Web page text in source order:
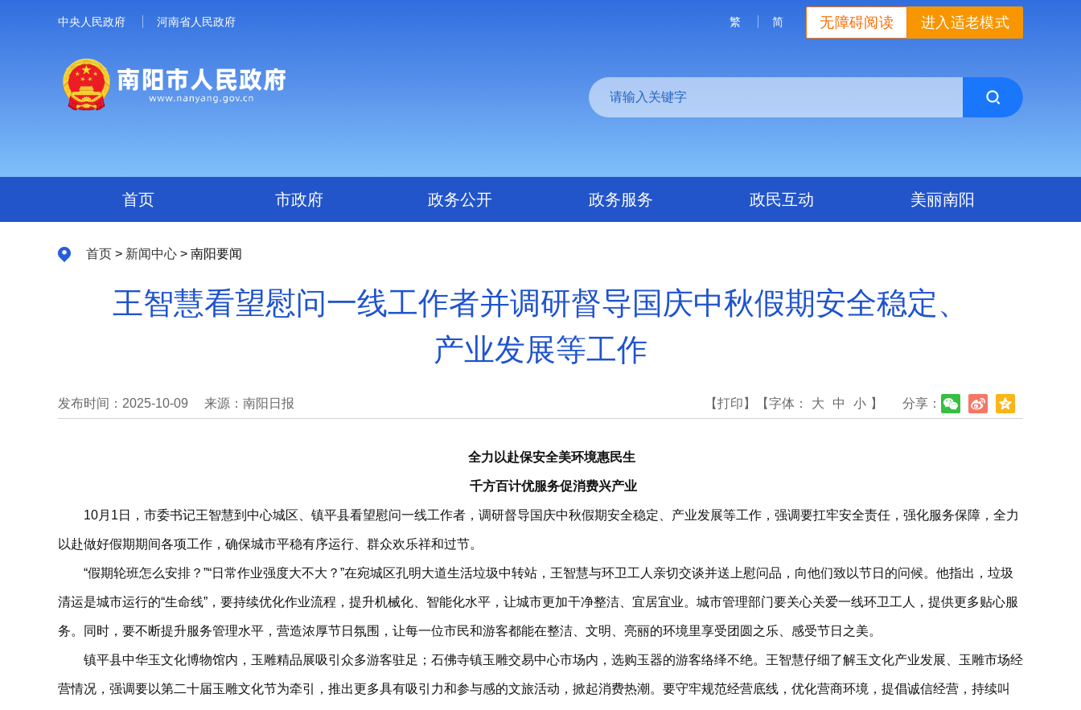
中央人民政府 河南省人民政府 进入适老模式
无障碍阅读
繁 简
首页 市政府 政务公开 政务服务 政民互动 美丽南阳
首页 > 新闻中心 > 南阳要闻
王智慧看望慰问一线工作者并调研督导国庆中秋假期安全稳定、
产业发展等工作
发布时间：2025-10-09 来源：南阳日报 分享：
【打印】 【字体： 大 中 小 】
全力以赴保安全美环境惠民生
千方百计优服务促消费兴产业
10月1日，市委书记王智慧到中心城区、镇平县看望慰问一线工作者，调研督导国庆中秋假期安全稳定、产业发展等工作，强调要扛牢安全责任，强化服务保障，全力
以赴做好假期期间各项工作，确保城市平稳有序运行、群众欢乐祥和过节。
“假期轮班怎么安排？”“日常作业强度大不大？”在宛城区孔明大道生活垃圾中转站，王智慧与环卫工人亲切交谈并送上慰问品，向他们致以节日的问候。他指出，垃圾
清运是城市运行的“生命线”，要持续优化作业流程，提升机械化、智能化水平，让城市更加干净整洁、宜居宜业。城市管理部门要关心关爱一线环卫工人，提供更多贴心服
务。同时，要不断提升服务管理水平，营造浓厚节日氛围，让每一位市民和游客都能在整洁、文明、亮丽的环境里享受团圆之乐、感受节日之美。
镇平县中华玉文化博物馆内，玉雕精品展吸引众多游客驻足；石佛寺镇玉雕交易中心市场内，选购玉器的游客络绎不绝。王智慧仔细了解玉文化产业发展、玉雕市场经
营情况，强调要以第二十届玉雕文化节为牵引，推出更多具有吸引力和参与感的文旅活动，掀起消费热潮。要守牢规范经营底线，优化营商环境，提倡诚信经营，持续叫